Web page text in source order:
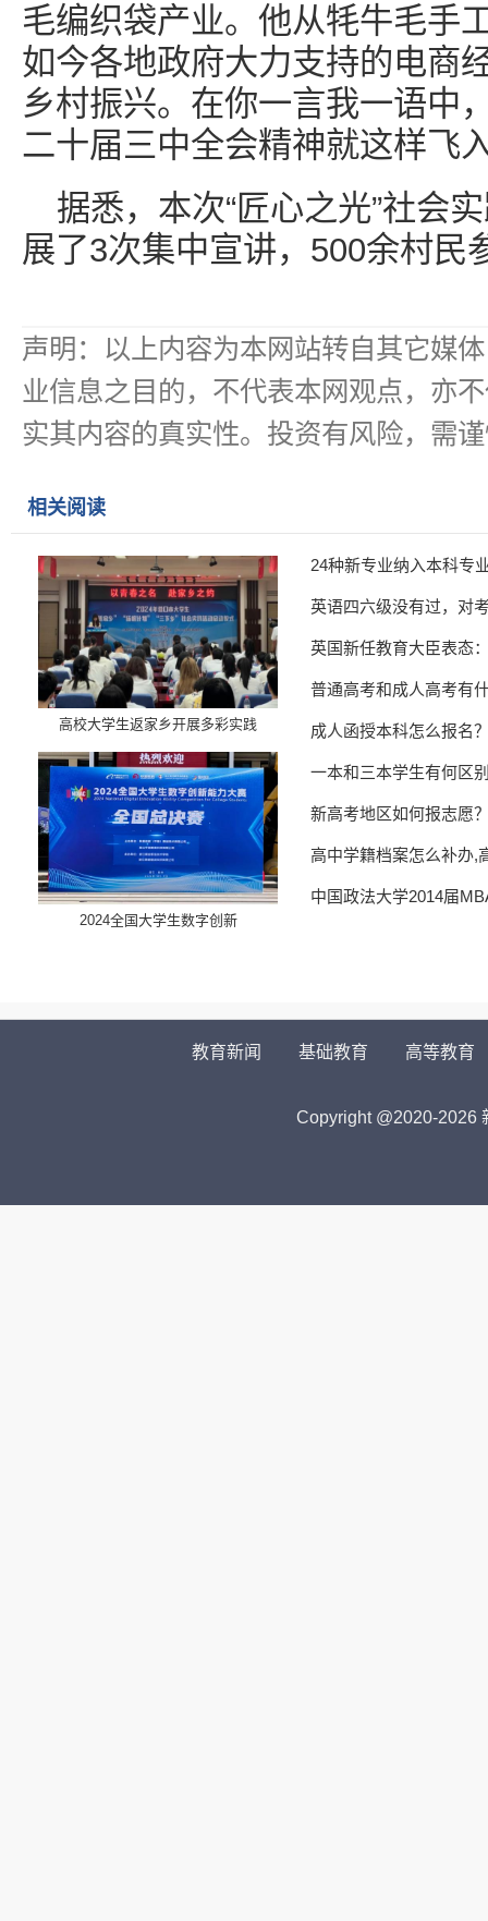
毛编织袋产业。他从牦牛毛手
如今各地政府大力支持的电商
乡村振兴。在你一言我一语中
二十届三中全会精神就这样飞
据悉，本次“匠心之光”社会
展了3次集中宣讲，500余村民
声明：以上内容为本网站转自其它媒
业信息之目的，不代表本网观点，亦
实其内容的真实性。投资有风险，需
相关阅读
高校大学生返家乡开展多彩实践
​2024全国大学生数字创新
24种新专业纳入本科专
英语四六级没有过，对
英国新任教育大臣表态
普通高考和成人高考有
成人函授本科怎么报名
一本和三本学生有何区
新高考地区如何报志愿
高中学籍档案怎么补办,
中国政法大学2014届
教育新闻 基础教育 高等教育
Copyright @2020-2026